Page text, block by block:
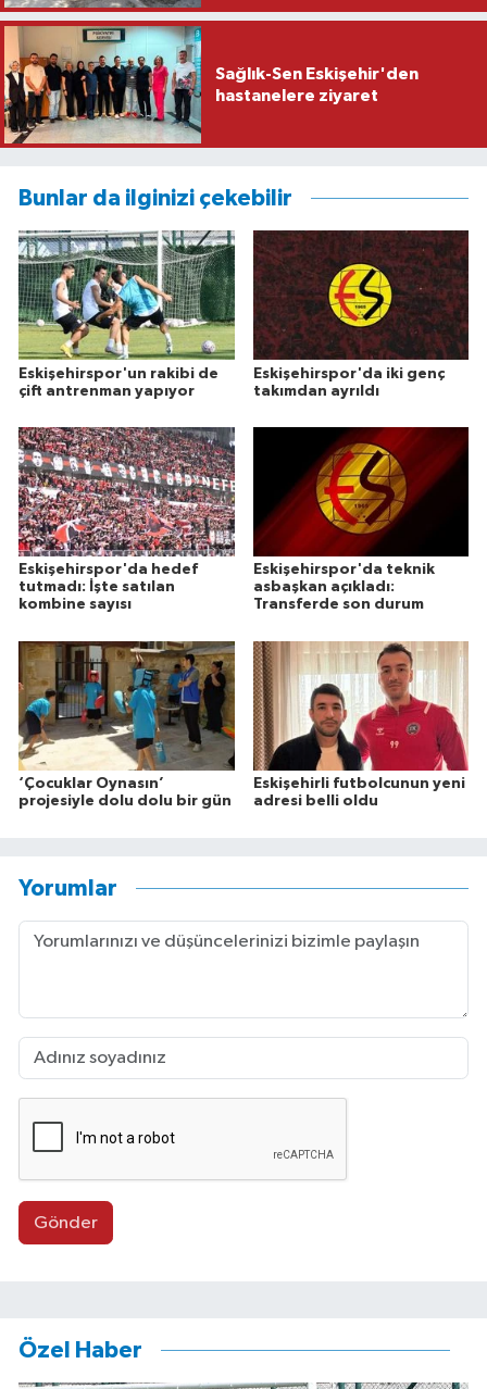
Sağlık-Sen Eskişehir'den
hastanelere ziyaret
Bunlar da ilginizi çekebilir
Eskişehirspor'un rakibi de
çift antrenman yapıyor
Eskişehirspor'da iki genç
takımdan ayrıldı
Eskişehirspor'da hedef
tutmadı: İşte satılan
kombine sayısı
Eskişehirspor'da teknik
asbaşkan açıkladı:
Transferde son durum
‘Çocuklar Oynasın’
projesiyle dolu dolu bir gün
Eskişehirli futbolcunun yeni
adresi belli oldu
Yorumlar
Gönder
Özel Haber